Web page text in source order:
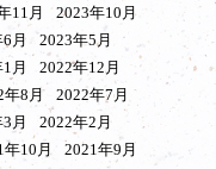
11月
2023年10月
6月
2023年5月
月
2022年12月
年8月
2022年7月
月
2022年2月
年10月
2021年9月